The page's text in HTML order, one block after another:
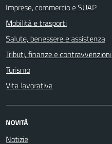
Imprese, commercio e SUAP
Mobilità e trasporti
Salute, benessere e assistenza
Tributi, finanze e contravvenzioni
Turismo
Vita lavorativa
NOVITÀ
Notizie